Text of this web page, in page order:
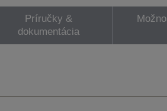
Príručky &
dokumentácia